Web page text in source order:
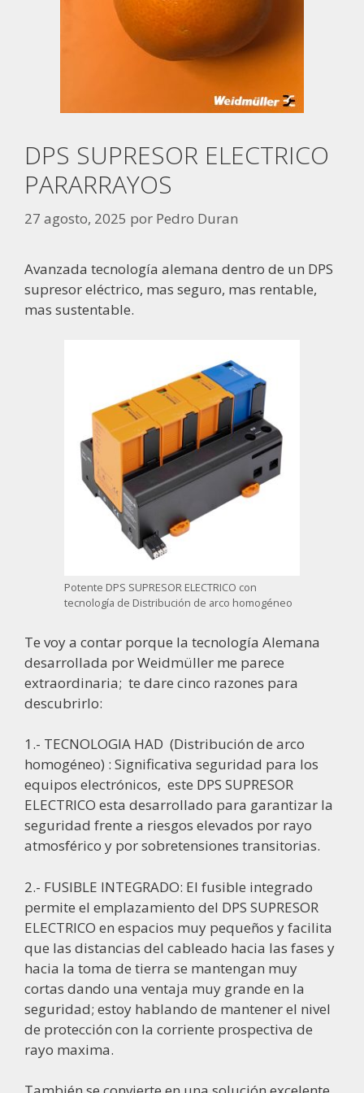
DPS SUPRESOR ELECTRICO
PARARRAYOS
27 agosto, 2025 por Pedro Duran
Avanzada tecnología alemana dentro de un DPS
supresor eléctrico, mas seguro, mas rentable,
mas sustentable.
Potente DPS SUPRESOR ELECTRICO con
tecnología de Distribución de arco homogéneo
Te voy a contar porque la tecnología Alemana
desarrollada por Weidmüller me parece
extraordinaria; te dare cinco razones para
descubrirlo:
1.- TECNOLOGIA HAD (Distribución de arco
homogéneo) : Significativa seguridad para los
equipos electrónicos, este DPS SUPRESOR
ELECTRICO esta desarrollado para garantizar la
seguridad frente a riesgos elevados por rayo
atmosférico y por sobretensiones transitorias.
2.- FUSIBLE INTEGRADO: El fusible integrado
permite el emplazamiento del DPS SUPRESOR
ELECTRICO en espacios muy pequeños y facilita
que las distancias del cableado hacia las fases y
hacia la toma de tierra se mantengan muy
cortas dando una ventaja muy grande en la
seguridad; estoy hablando de mantener el nivel
de protección con la corriente prospectiva de
rayo maxima.